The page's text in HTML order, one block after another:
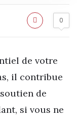
0
de votre
il contribue
de
si vous ne